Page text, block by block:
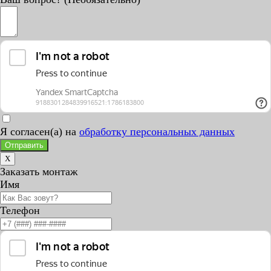
Я согласен(а) на обработку персональных данных
Отправить
X
Заказать монтаж
Имя
Телефон